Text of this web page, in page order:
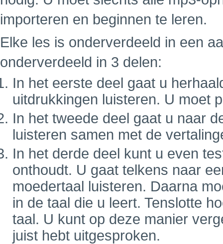
importeren en beginnen te leren.
Elke les is onderverdeeld in een
onderverdeeld in 3 delen:
In het eerste deel gaat u
uitdrukkingen luisteren. U moet
In het tweede deel gaat u naar
luisteren samen met de
In het derde deel kunt u even
onthoudt. U gaat telkens naar
moedertaal luisteren. Daarna
in de taal die u leert. Tenslotte
taal. U kunt op deze manier
juist hebt uitgesproken.